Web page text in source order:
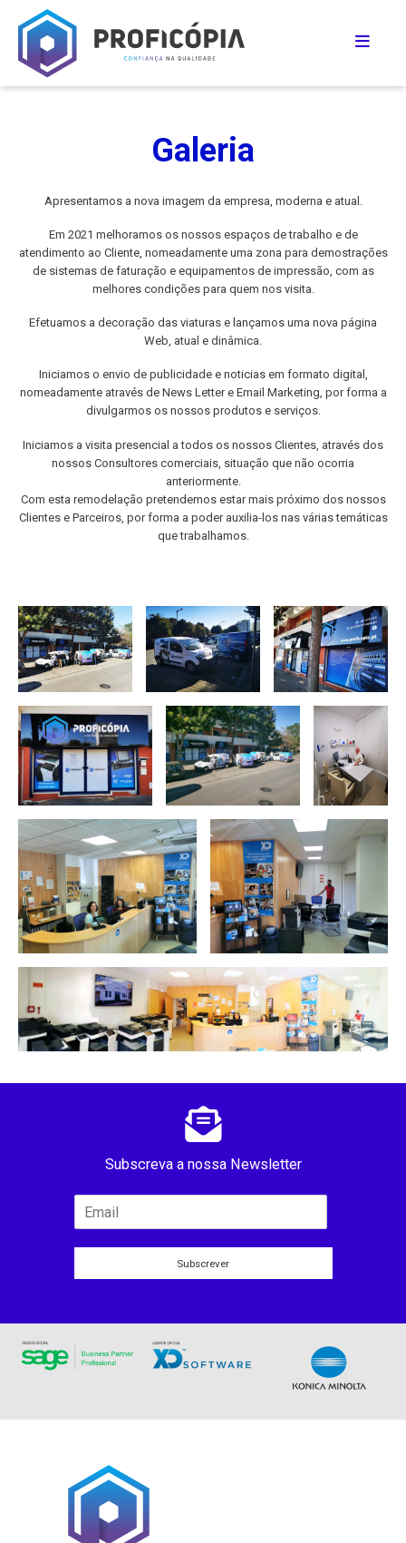
Galeria
Apresentamos a nova imagem da empresa, moderna e atual.
Em 2021 melhoramos os nossos espaços de trabalho e de
atendimento ao Cliente, nomeadamente uma zona para demostrações
de sistemas de faturação e equipamentos de impressão, com as
melhores condições para quem nos visita.
Efetuamos a decoração das viaturas e lançamos uma nova página
Web, atual e dinâmica.
Iniciamos o envio de publicidade e noticias em formato digital,
nomeadamente através de News Letter e Email Marketing, por forma a
divulgarmos os nossos produtos e serviços.
Iniciamos a visita presencial a todos os nossos Clientes, através dos
nossos Consultores comerciais, situação que não ocorria
anteriormente.
Com esta remodelação pretendemos estar mais próximo dos nossos
Clientes e Parceiros, por forma a poder auxilia-los nas várias temáticas
que trabalhamos.
Subscreva a nossa Newsletter
Subscrever